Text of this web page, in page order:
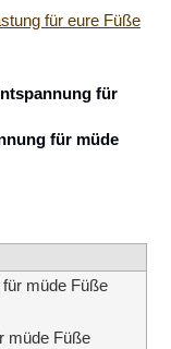
für
für müde
müde Füße